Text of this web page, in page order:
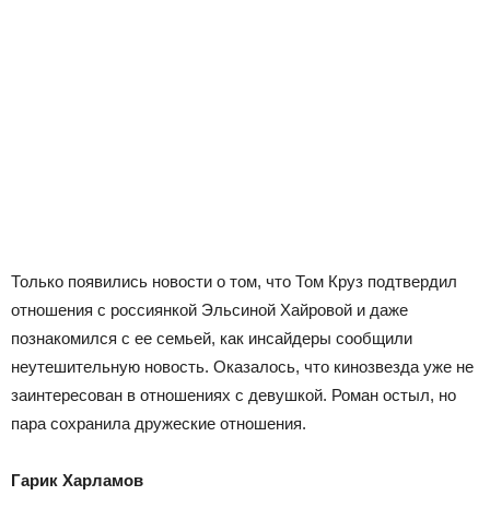
Только появились новости о том, что Том Круз подтвердил
отношения с россиянкой Эльсиной Хайровой и даже
познакомился с ее семьей, как инсайдеры сообщили
неутешительную новость. Оказалось, что кинозвезда уже не
заинтересован в отношениях с девушкой. Роман остыл, но
пара сохранила дружеские отношения.
Гарик Харламов